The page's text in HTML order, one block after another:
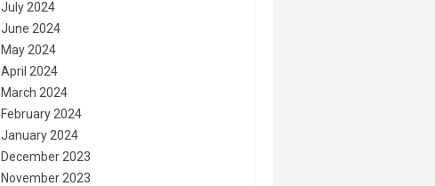
July 2024
June 2024
May 2024
April 2024
March 2024
February 2024
January 2024
December 2023
November 2023